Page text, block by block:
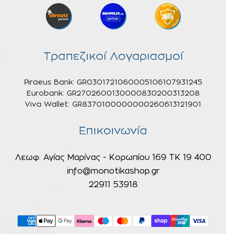
Τραπεζικοί Λογαριασμοί
Piraeus Bank: GR0301721060005106107931245
Eurobank: GR2702600130000830200313208
Viva Wallet: GR8370100000000260613121901
Επικοινωνία
Λεωφ. Αγίας Μαρίνας - Κορωπίου 169 ΤΚ 19 400
info@monotikashop.gr
22911 53918